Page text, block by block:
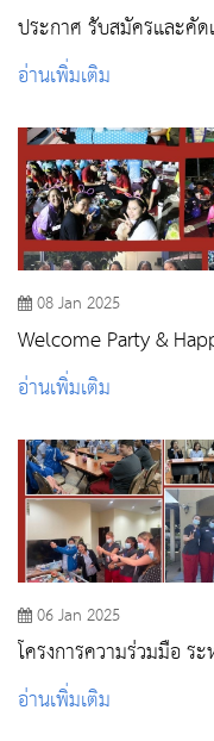
ประกาศ รับสมัครและคั
ตรีฯ สถาบันพระบรมราช
2568 รอบที่ 2 Quota
อ่านเพิ่มเติม
08 Jan 2025
Welcome Party &
อ่านเพิ่มเติม
06 Jan 2025
โครงการความร่วมมือ ร
อ่านเพิ่มเติม